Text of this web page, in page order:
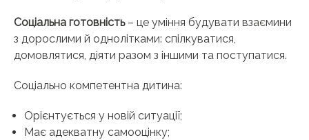
Соціальна готовність– це уміння будувати взаємини
з дорослими й однолітками: спілкуватися,
домовлятися, діяти разом з іншими та поступатися.
Соціально компетентна дитина:
Орієнтується у новій ситуації;
Має адекватну самооцінку;